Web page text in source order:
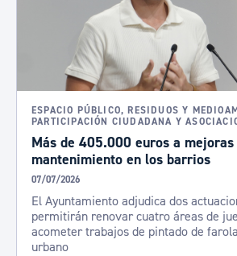
ESPACIO PÚBLICO, RESIDUOS Y
PARTICIPACIÓN CIUDADANA Y
Más de 405.000 euros a mejoras
mantenimiento en los barrios
07/07/2026
El Ayuntamiento adjudica dos
permitirán renovar cuatro áreas de
acometer trabajos de pintado de
urbano